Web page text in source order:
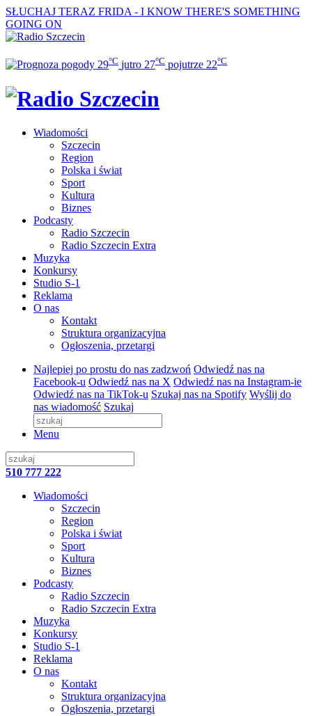
SŁUCHAJ TERAZ FRIDA - I KNOW THERE'S SOMETHING
GOING ON
29°C jutro 27°C pojutrze 22°C
Wiadomości
Szczecin
Region
Polska i świat
Sport
Kultura
Biznes
Podcasty
Radio Szczecin
Radio Szczecin Extra
Muzyka
Konkursy
Studio S-1
Reklama
O nas
Kontakt
Struktura organizacyjna
Ogłoszenia, przetargi
Najlepiej po prostu do nas zadzwoń Odwiedź nas na
Facebook-u Odwiedź nas na X Odwiedź nas na Instagram-ie
Odwiedź nas na TikTok-u Szukaj nas na Spotify Wyślij do
nas wiadomość Szukaj
Menu
510 777 222
Wiadomości
Szczecin
Region
Polska i świat
Sport
Kultura
Biznes
Podcasty
Radio Szczecin
Radio Szczecin Extra
Muzyka
Konkursy
Studio S-1
Reklama
O nas
Kontakt
Struktura organizacyjna
Ogłoszenia, przetargi